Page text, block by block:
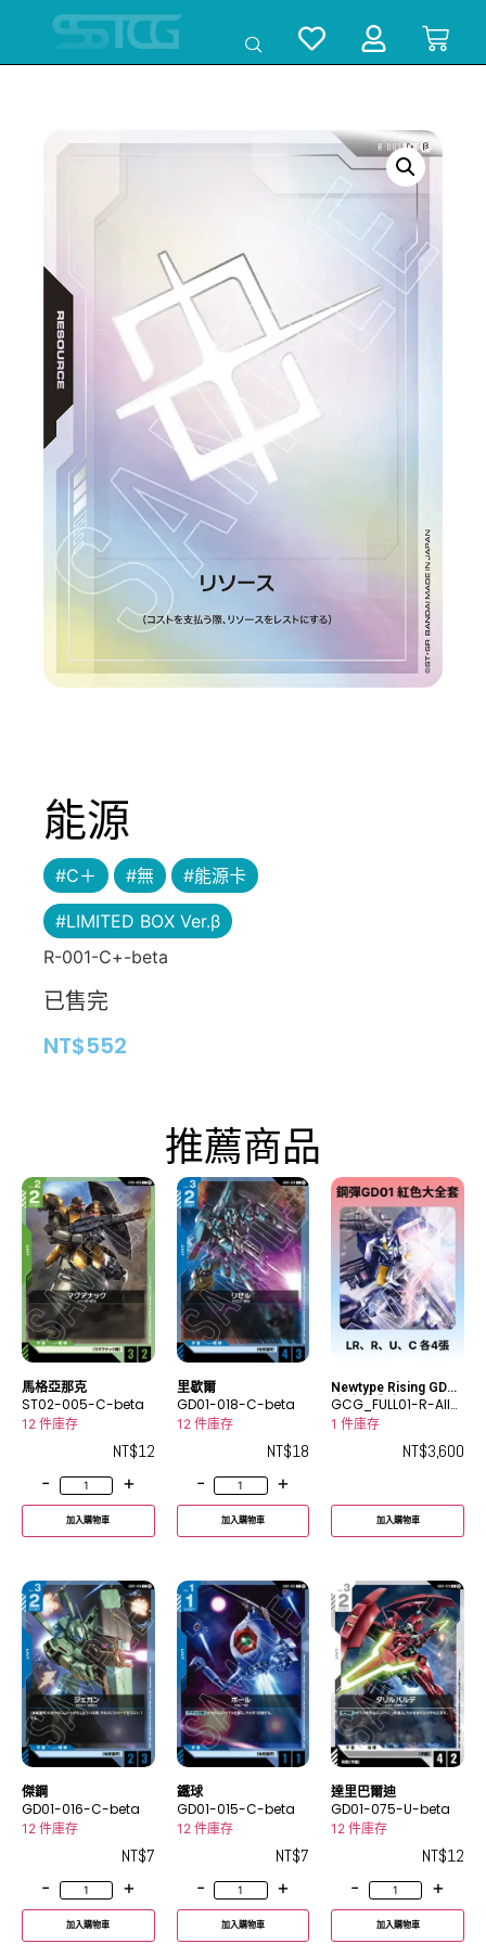
能源
#C＋ #無 #能源卡
#LIMITED BOX Ver.β
R-001-C+-beta
已售完
NT$552
推薦商品
馬格亞那克
ST02-005-C-beta
12 件庫存
NT$12
-
+
加入購物車
里歇爾
GD01-018-C-beta
12 件庫存
NT$18
-
+
加入購物車
Newtype Rising GD01
-紅色大全套
GCG_FULL01-R-All-
0001
1 件庫存
NT$3,600
加入購物車
傑鋼
GD01-016-C-beta
12 件庫存
NT$7
-
+
加入購物車
鐵球
GD01-015-C-beta
12 件庫存
NT$7
-
+
加入購物車
達里巴爾迪
GD01-075-U-beta
12 件庫存
NT$12
-
+
加入購物車